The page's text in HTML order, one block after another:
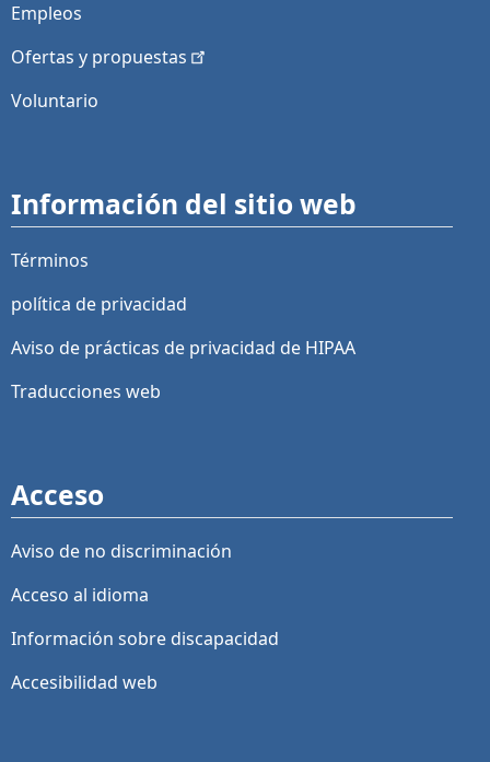
Empleos
Ofertas y propuestas
Voluntario
Información del sitio web
Términos
política de privacidad
Aviso de prácticas de privacidad de HIPAA
Traducciones web
Acceso
Aviso de no discriminación
Acceso al idioma
Información sobre discapacidad
Accesibilidad web